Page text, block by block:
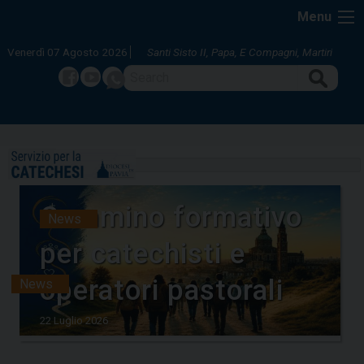
content
Menu
Venerdì 07 Agosto 2026 Santi Sisto II, Papa, E Compagni, Martiri
Facebook
Youtube
HOME
Cammino formativo
per catechisti e
operatori pastorali
22 Luglio 2026
News
News